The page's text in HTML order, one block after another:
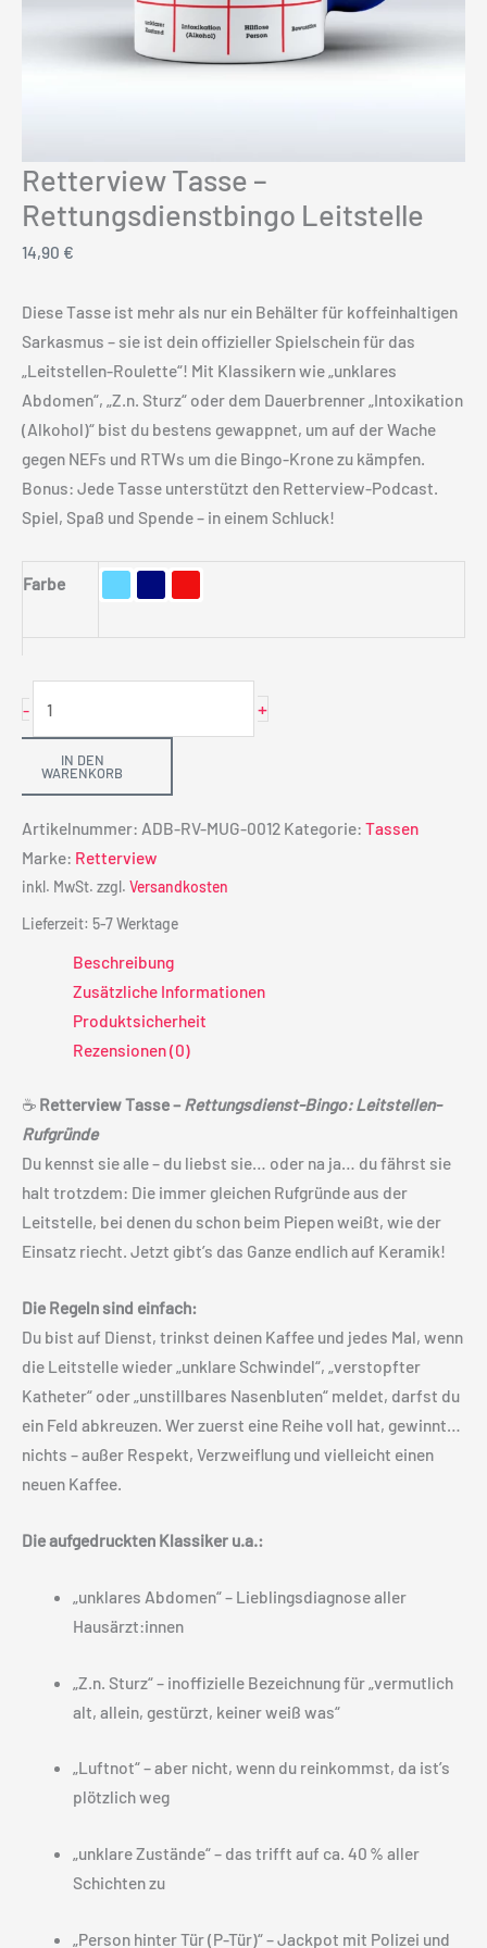
Retterview Tasse –
Rettungsdienstbingo Leitstelle
14,90 €
Diese Tasse ist mehr als nur ein Behälter für koffeinhaltigen
Sarkasmus – sie ist dein offizieller Spielschein für das
„Leitstellen-Roulette“! Mit Klassikern wie „unklares
Abdomen“, „Z.n. Sturz“ oder dem Dauerbrenner „Intoxikation
(Alkohol)“ bist du bestens gewappnet, um auf der Wache
gegen NEFs und RTWs um die Bingo-Krone zu kämpfen.
Bonus: Jede Tasse unterstützt den Retterview-Podcast.
Spiel, Spaß und Spende – in einem Schluck!
Farbe
- +
IN DEN
WARENKORB
Artikelnummer: ADB-RV-MUG-0012 Kategorie: Tassen
Marke: Retterview
inkl. MwSt. zzgl. Versandkosten
Lieferzeit: 5-7 Werktage
Beschreibung
Zusätzliche Informationen
Produktsicherheit
Rezensionen (0)
☕ Retterview Tasse – Rettungsdienst-Bingo: Leitstellen-
Rufgründe
Du kennst sie alle – du liebst sie… oder na ja… du fährst sie
halt trotzdem: Die immer gleichen Rufgründe aus der
Leitstelle, bei denen du schon beim Piepen weißt, wie der
Einsatz riecht. Jetzt gibt’s das Ganze endlich auf Keramik!
Die Regeln sind einfach:
Du bist auf Dienst, trinkst deinen Kaffee und jedes Mal, wenn
die Leitstelle wieder „unklare Schwindel“, „verstopfter
Katheter“ oder „unstillbares Nasenbluten“ meldet, darfst du
ein Feld abkreuzen. Wer zuerst eine Reihe voll hat, gewinnt…
nichts – außer Respekt, Verzweiflung und vielleicht einen
neuen Kaffee.
Die aufgedruckten Klassiker u.a.:
„unklares Abdomen“ – Lieblingsdiagnose aller
Hausärzt:innen
„Z.n. Sturz“ – inoffizielle Bezeichnung für „vermutlich
alt, allein, gestürzt, keiner weiß was“
„Luftnot“ – aber nicht, wenn du reinkommst, da ist’s
plötzlich weg
„unklare Zustände“ – das trifft auf ca. 40 % aller
Schichten zu
„Person hinter Tür (P-Tür)“ – Jackpot mit Polizei und